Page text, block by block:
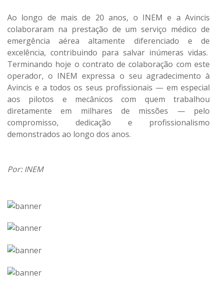
Ao longo de mais de 20 anos, o INEM e a Avincis
colaboraram na prestação de um serviço médico de
emergência aérea altamente diferenciado e de
excelência, contribuindo para salvar inúmeras vidas.
Terminando hoje o contrato de colaboração com este
operador, o INEM expressa o seu agradecimento à
Avincis e a todos os seus profissionais — em especial
aos pilotos e mecânicos com quem trabalhou
diretamente em milhares de missões — pelo
compromisso, dedicação e profissionalismo
demonstrados ao longo dos anos.
Por: INEM